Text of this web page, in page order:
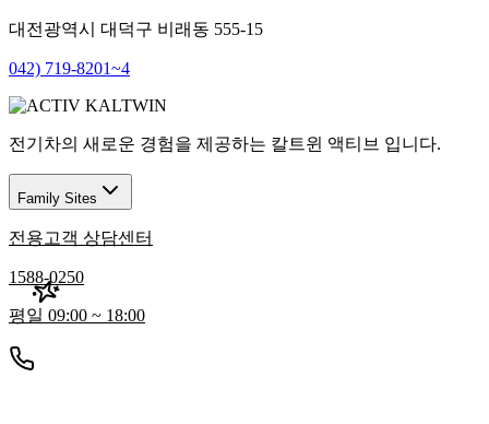
대전광역시 대덕구 비래동 555-15
042) 719-8201~4
전기차의 새로운 경험을 제공하는 칼트윈 액티브 입니다.
Family Sites
전용고객 상담센터
1588-0250
평일 09:00 ~ 18:00